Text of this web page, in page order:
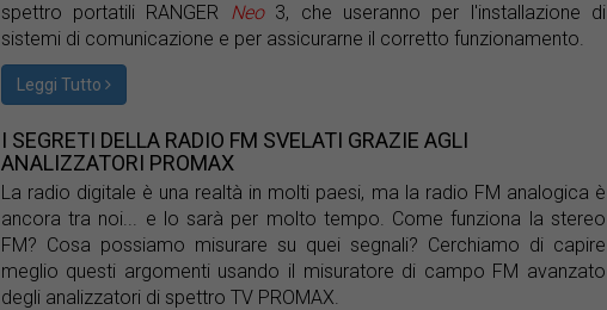
spettro portatili RANGER Neo3, che useranno per l'installazione di
sistemi di comunicazione e per assicurarne il corretto funzionamento.
Leggi Tutto
I SEGRETI DELLA RADIO FM SVELATI GRAZIE AGLI
ANALIZZATORI PROMAX
La radio digitale è una realtà in molti paesi, ma la radio FM analogica è
ancora tra noi... e lo sarà per molto tempo. Come funziona la stereo
FM? Cosa possiamo misurare su quei segnali? Cerchiamo di capire
meglio questi argomenti usando il misuratore di campo FM avanzato
degli analizzatori di spettro TV PROMAX.